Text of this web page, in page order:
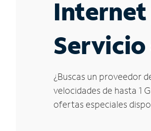
Internet
Servicio
¿Buscas un proveedor
velocidades de hasta 1
ofertas especiales